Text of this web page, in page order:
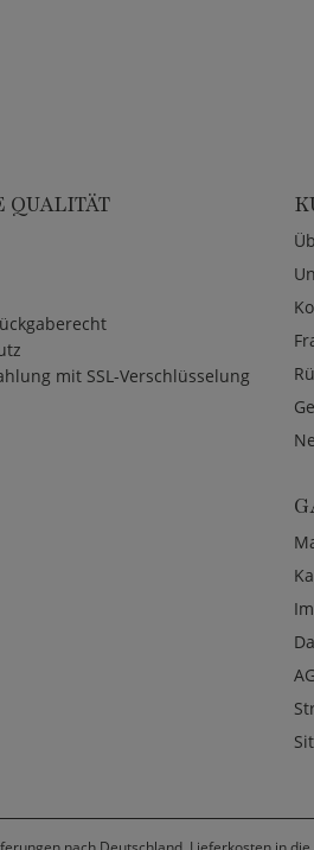
QUALITÄT
mit SSL-Verschlüsselung